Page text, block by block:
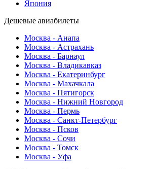
Япония
Дешевые авиабилеты
Москва - Анапа
Москва - Астрахань
Москва - Барнаул
Москва - Владикавказ
Москва - Екатеринбург
Москва - Махачкала
Москва - Пятигорск
Москва - Нижний Новгород
Москва - Пермь
Москва - Санкт-Петербург
Москва - Псков
Москва - Сочи
Москва - Томск
Москва - Уфа